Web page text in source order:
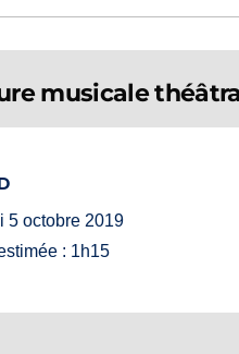
musicale
5 octobre 2019
: 1h15